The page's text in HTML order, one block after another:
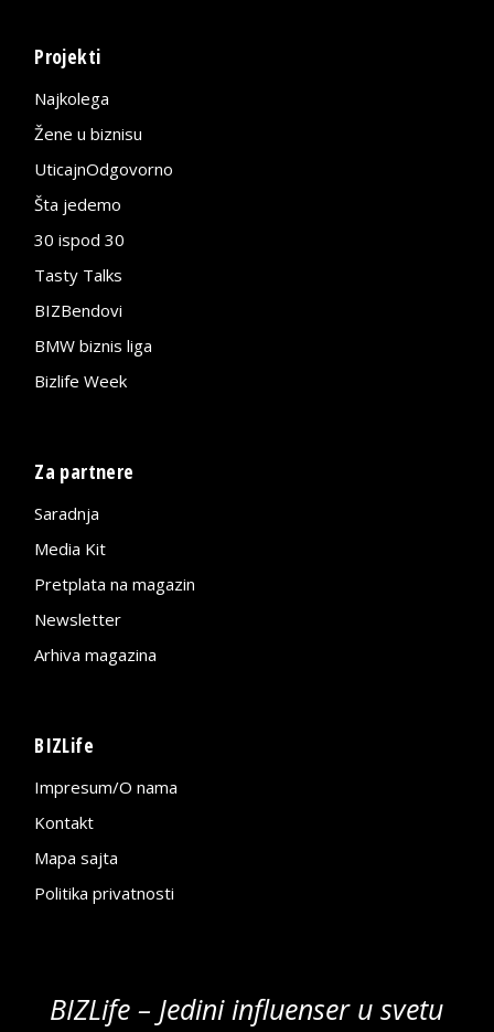
Projekti
Najkolega
Žene u biznisu
UticajnOdgovorno
Šta jedemo
30 ispod 30
Tasty Talks
BIZBendovi
BMW biznis liga
Bizlife Week
Za partnere
Saradnja
Media Kit
Pretplata na magazin
Newsletter
Arhiva magazina
BIZLife
Impresum/O nama
Kontakt
Mapa sajta
Politika privatnosti
BIZLife – Jedini influenser u svetu